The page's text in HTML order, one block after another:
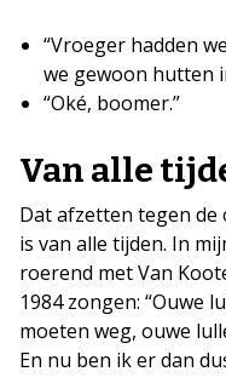
“Vroeger hadden
we gewoon hutten
“Oké, boomer.”
Van alle
Dat afzetten tegen
is van alle tijden. In
roerend met Van
1984 zongen: “Ouwe
moeten weg, ouwe
En nu ben ik er dan